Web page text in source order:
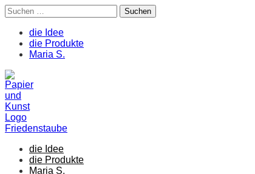
Suchen
nach:
die Idee
die Produkte
Maria S.
Skip
to
content
die Idee
die Produkte
Maria S.